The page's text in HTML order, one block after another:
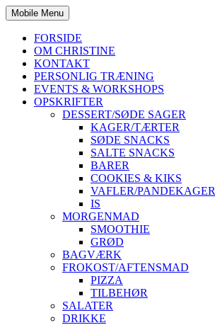
Mobile Menu
FORSIDE
OM CHRISTINE
KONTAKT
PERSONLIG TRÆNING
EVENTS & WORKSHOPS
OPSKRIFTER
DESSERT/SØDE SAGER
KAGER/TÆRTER
SØDE SNACKS
SALTE SNACKS
BARER
COOKIES & KIKS
VAFLER/PANDEKAGER
IS
MORGENMAD
SMOOTHIE
GRØD
BAGVÆRK
FROKOST/AFTENSMAD
PIZZA
TILBEHØR
SALATER
DRIKKE